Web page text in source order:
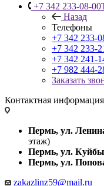
+7 342 233-08-00
Назад
Телефоны
+7 342 233-
+7 342 233-
+7 342 241-
+7 982 444-
Заказать
Контактная информация
Пермь, ул.
этаж)
Пермь, ул.
Пермь, ул.
zakazlinz59@mail.ru